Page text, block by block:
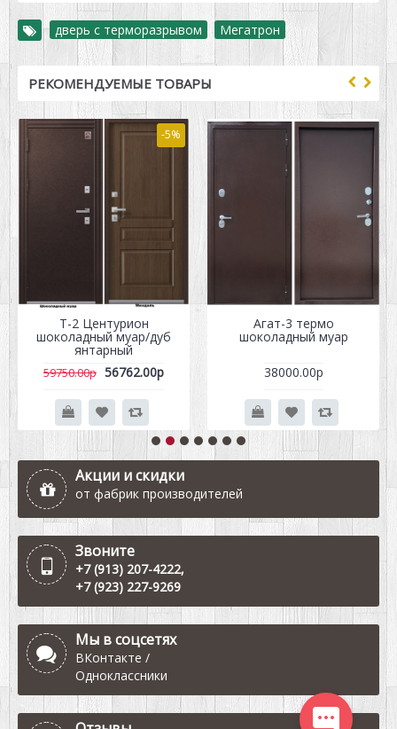
дверь с терморазрывом , Мегатрон
РЕКОМЕНДУЕМЫЕ ТОВАРЫ
-5%
Т-2 Центурион
шоколадный муар/дуб
янтарный
59750.00р 56762.00р
Агат-3 термо
шоколадный муар
38000.00р
Акции и скидки
от фабрик производителей
Звоните
+7 (913) 207-4222,
+7 (923) 227-9269
Мы в соцсетях
ВКонтакте /
Одноклассники